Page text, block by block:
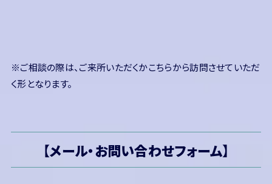
※ご相談の際は、ご来所いただくかこちらから訪問させていただ
く形となります。
【メール・お問い合わせフォーム】